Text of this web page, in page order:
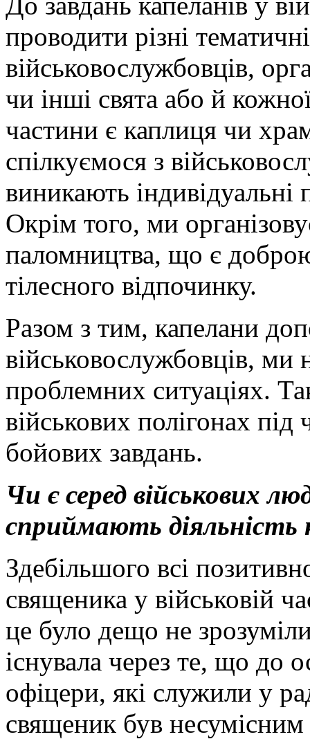
проводити різні
військовослужбовців,
чи інші свята або й
частини є каплиця чи
спілкуємося з
виникають індивідуальні
Окрім того, ми
паломництва, що є
тілесного відпочинку.
Разом з тим, капелани
військовослужбовців, ми
проблемних ситуаціях.
військових полігонах
бойових завдань.
Чи є серед військових
сприймають діяльність
Здебільшого всі
священика у військовій
це було дещо не
існувала через те, що до
офіцери, які служили у
священик був